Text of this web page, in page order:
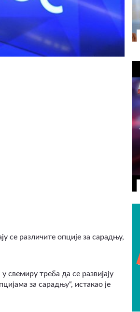
се различите опције за сарадњу,
свемиру треба да се развијају
за сарадњу“, истакао је